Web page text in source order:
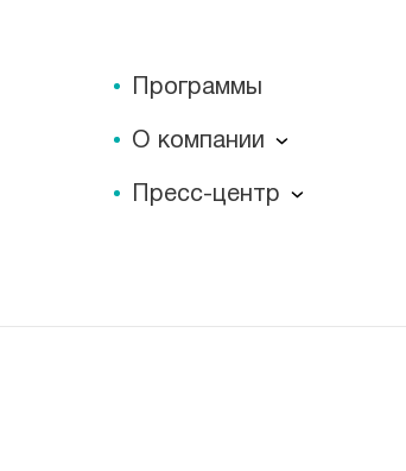
Программы
О компании
О компании
Пресс-центр